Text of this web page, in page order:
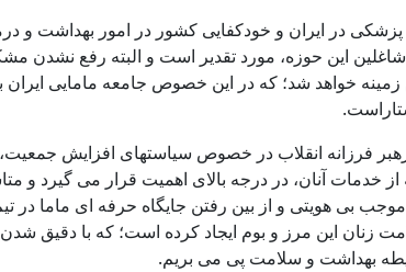
در ایران و خودکفایی کشور در امور بهداشت و
این حوزه، مورد تقدیر است و البته رفع نشدن
زمینه خواهد شد؛ که در این خصوص جامعه مامایی
فرزانه انقلاب در خصوص سیاستهای افزایش جمعیت،
خدمات آنان، در درجه بالای اهمیت قرار می گیرد و
بی هویتی و از بین رفتن جایگاه حرفه ای ماما
زنان این مرز و بوم ایجاد کرده است؛ که با دقیق
بهداشت و سلامت پی می بریم.